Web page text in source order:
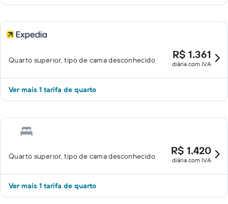
Quarto superior, tipo de cama desconhecido R$ 1.361
diária com IVA
Ver mais 1 tarifa de quarto
Quarto superior, tipo de cama desconhecido R$ 1.420
diária com IVA
Ver mais 1 tarifa de quarto